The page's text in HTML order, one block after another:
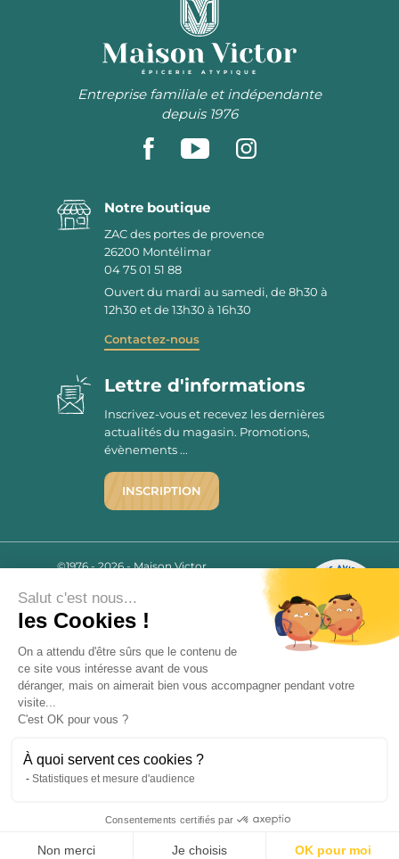
ÉPICERIE ATYPIQUE
Entreprise familiale et indépendante
depuis 1976
Notre boutique
ZAC des portes de provence
26200 Montélimar
04 75 01 51 88
Ouvert du mardi au samedi, de 8h30 à
12h30 et de 13h30 à 16h30
Contactez-nous
2780 AVIS
9.7/10
Lettre d'informations
Inscrivez-vous et recevez les dernières
actualités du magasin. Promotions,
évènements ...
INSCRIPTION
©1976 - 2026 - Maison Victor
Mentions légales
C.G.V.
Politique de confidentialité
FAQ
Livraisons
« L’abus d’alcool est dangereux pour la santé, à consommer avec
modération. La vente d’alcool est strictement interdite aux mineurs.
Salut c'est nous...
les Cookies !
On a attendu d'être sûrs que le contenu de
ce site vous intéresse avant de vous
déranger, mais on aimerait bien vous accompagner pendant votre
visite...
C'est OK pour vous ?
À quoi servent ces cookies ?
Statistiques et mesure d'audience
Consentements certifiés par
Non merci Je choisis OK pour moi